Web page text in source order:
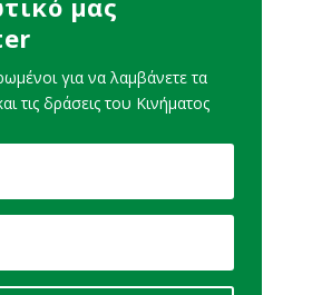
μας
για να λαμβάνετε τα
τις δράσεις του Κινήματος